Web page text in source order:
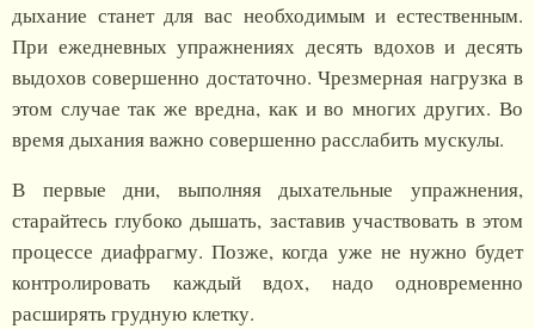
дыхание станет для вас необходимым и естественным.
При ежедневных упражнениях десять вдохов и десять
выдохов совершенно достаточно. Чрезмерная нагрузка в
этом случае так же вредна, как и во многих других. Во
время дыхания важно совершенно расслабить мускулы.
В первые дни, выполняя дыхательные упражнения,
старайтесь глубоко дышать, заставив участвовать в этом
процессе диафрагму. Позже, когда уже не нужно будет
контролировать каждый вдох, надо одновременно
расширять грудную клетку.